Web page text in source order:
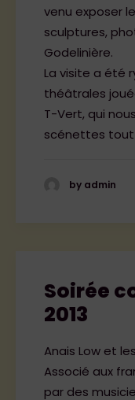
venu exposer
sculptures,
Godelinière.
La visite a été
théâtrales
T-Vert, qui
scénettes tout
by admin
Soirée
2013
Anais Low et
Associé aux
par des